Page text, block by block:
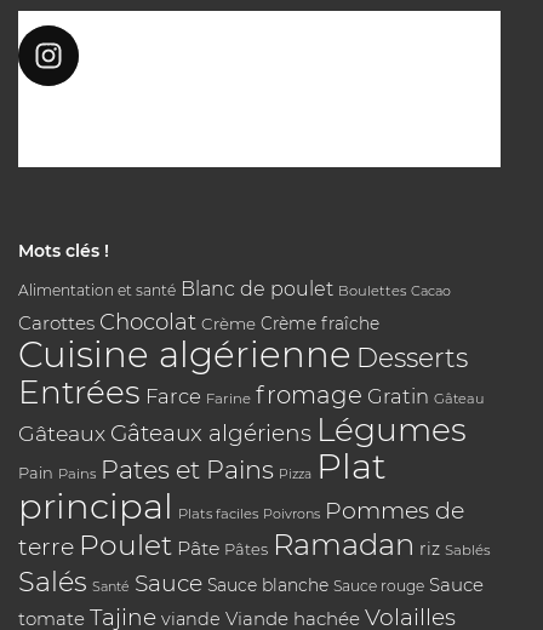
Mots clés !
Alimentation et santé Blanc de poulet Boulettes Cacao
Carottes Chocolat Crème Crème fraîche
Cuisine algérienne Desserts
Entrées Farce Farine fromage Gratin Gâteau
Gâteaux Gâteaux algériens Légumes
Pain Pains Pates et Pains Pizza Plat
principal Plats faciles Poivrons Pommes de
terre Poulet Pâte Pâtes Ramadan riz Sablés
Salés Santé Sauce Sauce blanche Sauce rouge Sauce
tomate Tajine viande Viande hachée Volailles